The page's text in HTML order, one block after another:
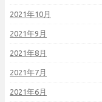
2021年10月
2021年9月
2021年8月
2021年7月
2021年6月